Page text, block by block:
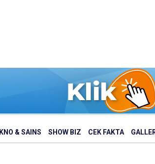
& SAINS SHOW BIZ CEK FAKTA